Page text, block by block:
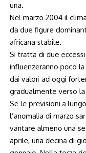
una.
Nel marzo 2004 il
da due figure
africana stabile.
Si tratta di due
influenzeranno poco
dai valori ad oggi
gradualmente verso
Se le previsioni a
l’anomalia di marzo
vantare almeno una
aprile, una decina di